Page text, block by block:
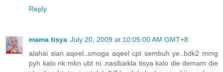
Reply
mama tisya July 20, 2009 at 10:05:00 AM GMT+8
alahai sian aqeel..smoga aqeel cpt sembuh ye..bdk2 mmg
pyh kalo nk mkn ubt ni..nasibaikla tisya kalo die demam die